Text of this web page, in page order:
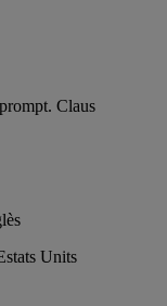
Claus
Units